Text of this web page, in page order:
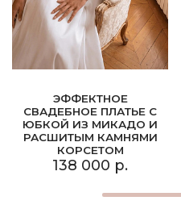
ЭФФЕКТНОЕ
СВАДЕБНОЕ ПЛАТЬЕ С
ЮБКОЙ ИЗ МИКАДО И
РАСШИТЫМ КАМНЯМИ
КОРСЕТОМ
138 000 р.